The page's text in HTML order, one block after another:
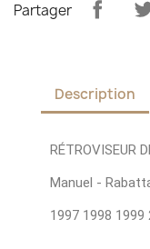
Partager
Description
RÉTROVISEUR
Manuel -
1997 1998 1999